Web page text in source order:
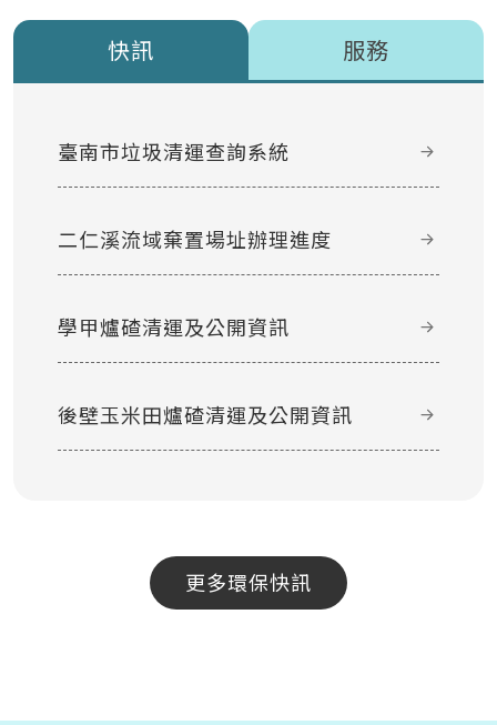
快訊 服務
臺南市垃圾清運查詢系統
二仁溪流域棄置場址辦理進度
學甲爐碴清運及公開資訊
後壁玉米田爐碴清運及公開資訊
更多環保快訊